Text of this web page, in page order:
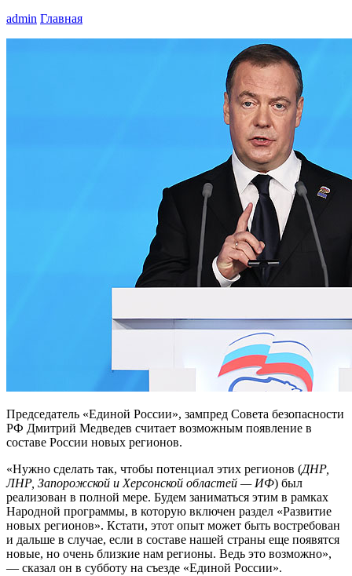
admin Главная
Председатель «Единой России», зампред Совета безопасности
РФ Дмитрий Медведев считает возможным появление в
составе России новых регионов.
«Нужно сделать так, чтобы потенциал этих регионов (ДНР,
ЛНР, Запорожской и Херсонской областей — ИФ) был
реализован в полной мере. Будем заниматься этим в рамках
Народной программы, в которую включен раздел «Развитие
новых регионов». Кстати, этот опыт может быть востребован
и дальше в случае, если в составе нашей страны еще появятся
новые, но очень близкие нам регионы. Ведь это возможно»,
— сказал он в субботу на съезде «Единой России».